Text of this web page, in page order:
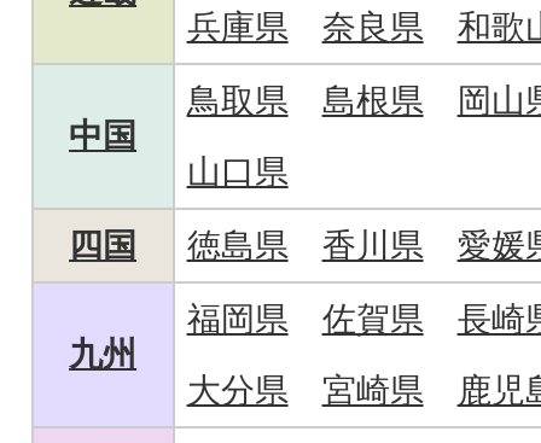
兵庫県
奈良県 和歌
中国
鳥取県 島根県
岡山
山口県
四国
徳島県 香川県 愛媛
九州
福岡県 佐賀県
長崎
大分県
宮崎県
鹿児